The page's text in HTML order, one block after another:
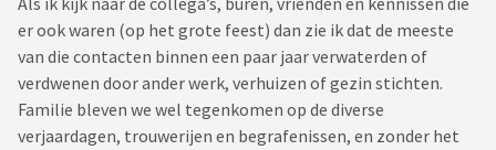
er ook waren (op het grote feest) dan zie ik dat de meeste
van die contacten binnen een paar jaar verwaterden of
verdwenen door ander werk, verhuizen of gezin stichten.
Familie bleven we wel tegenkomen op de diverse
verjaardagen, trouwerijen en begrafenissen, en zonder het